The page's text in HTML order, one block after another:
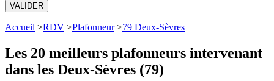
VALIDER
Accueil >RDV >Plafonneur>79 Deux-Sèvres
Les 20 meilleurs plafonneurs intervenant
dans les Deux-Sèvres (79)